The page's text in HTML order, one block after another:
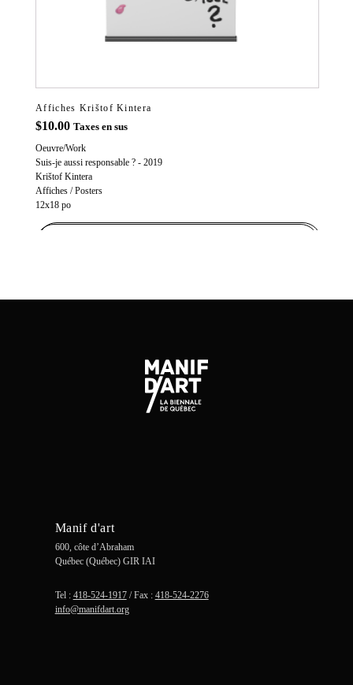
Affiches Krištof Kintera
$10.00 Taxes en sus
Oeuvre/Work
Suis-je aussi responsable ? - 2019
Krištof Kintera
Affiches / Posters
12x18 po
Manif d'art
600, côte d’Abraham
Québec (Québec) GIR IAI
Tel : 418-524-1917/ Fax : 418-524-2276
info@manifdart.org